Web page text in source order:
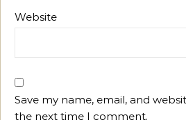
Website
Save my name, email, and
the next time I comment.